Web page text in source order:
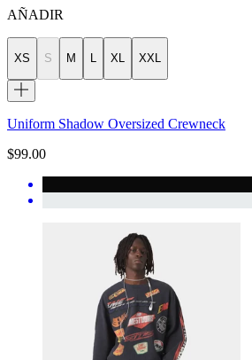
AÑADIR
XS S M L XL XXL
Uniform Shadow Oversized Crewneck
$99.00